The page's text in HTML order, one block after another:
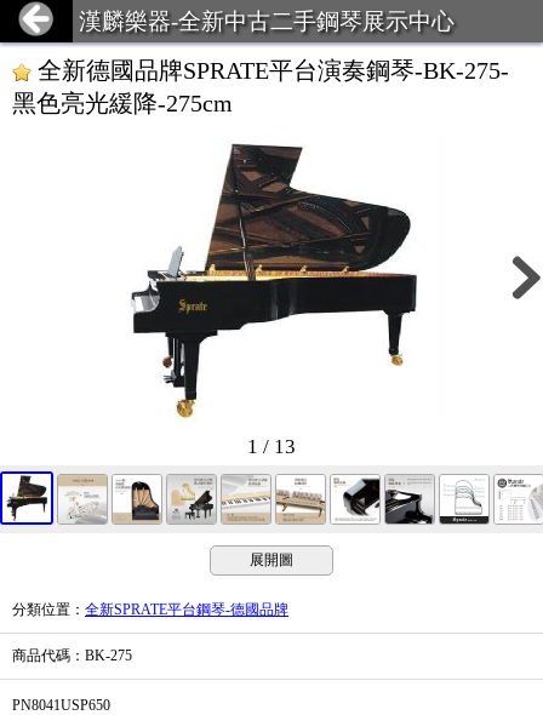
漢麟樂器-全新中古二手鋼琴展示中心
全新德國品牌SPRATE平台演奏鋼琴-BK-275-
黑色亮光緩降-275cm
1 / 13
展開圖
分類位置 ： 全新SPRATE平台鋼琴-德國品牌
商品代碼 ：BK-275
PN8041USP650